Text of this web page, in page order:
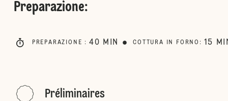
Preparazione:
PREPARAZIONE : 40 MIN COTTURA IN FORNO : 15
Préliminaires